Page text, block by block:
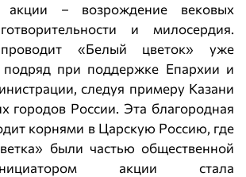
акции – возрождение вековых
и милосердия.
проводит «Белый цветок» уже
подряд при поддержке Епархии и
следуя примеру Казани
городов России. Эта благородная
корнями в Царскую Россию, где
были частью общественной
акции стала